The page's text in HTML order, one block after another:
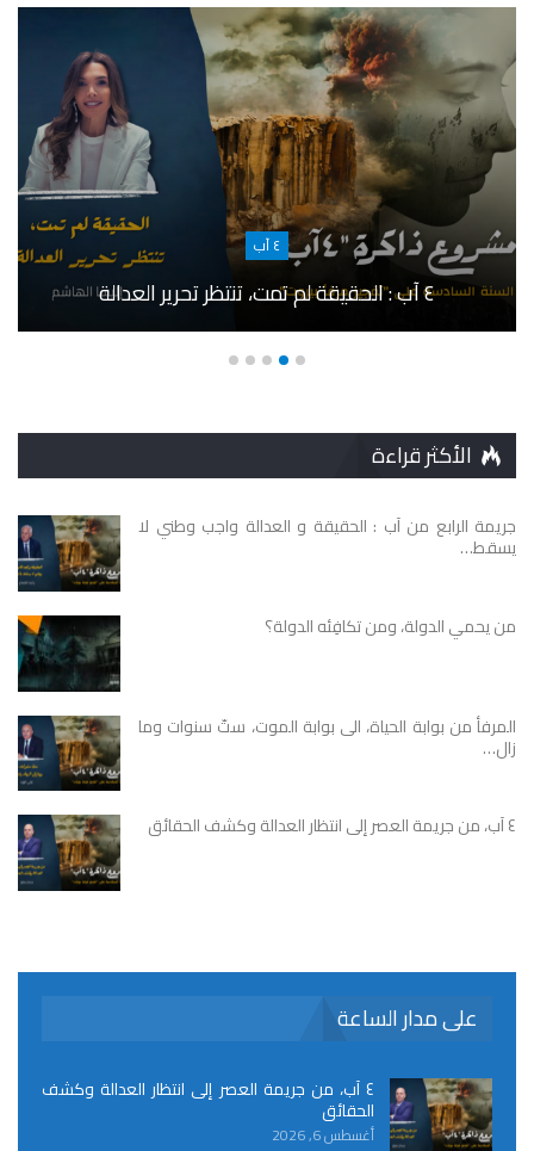
٤ آب
٤ آب : الحقيقة لم تمت، تنتظر تحرير العدالة
الأكثر قراءة
جريمة الرابع من آب : الحقيقة و العدالة واجب وطني لا
يسقط…
من يحمي الدولة، ومن تكافِئه الدولة؟
المرفأ من بوابة الحياة، الى بوابة الموت، ستّ سنوات وما
زال…
٤ آب، من جريمة العصر إلى انتظار العدالة وكشف الحقائق
على مدار الساعة
٤ آب، من جريمة العصر إلى انتظار العدالة وكشف
الحقائق
أغسطس 6, 2026